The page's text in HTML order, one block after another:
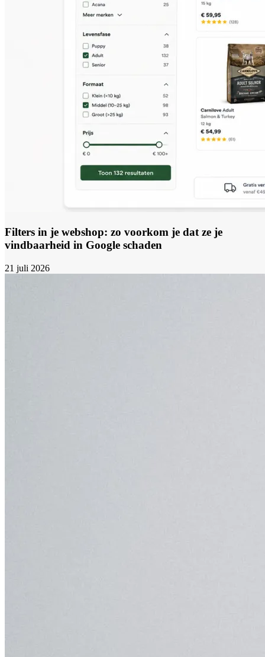
Filters in je webshop: zo voorkom je dat ze je
vindbaarheid in Google schaden
21 juli 2026